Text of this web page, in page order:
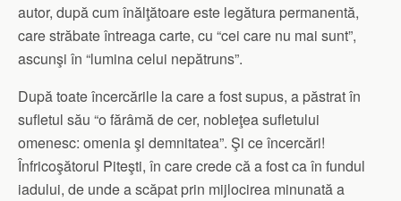
autor, după cum înălţătoare este legătura permanentă,
care străbate întreaga carte, cu “cei care nu mai sunt”,
ascunşi în “lumina celui nepătruns”.
După toate încercările la care a fost supus, a păstrat în
sufletul său “o fărâmă de cer, nobleţea sufletului
omenesc: omenia şi demnitatea”. Şi ce încercări!
Înfricoşătorul Piteşti, în care crede că a fost ca în fundul
iadului, de unde a scăpat prin mijlocirea minunată a